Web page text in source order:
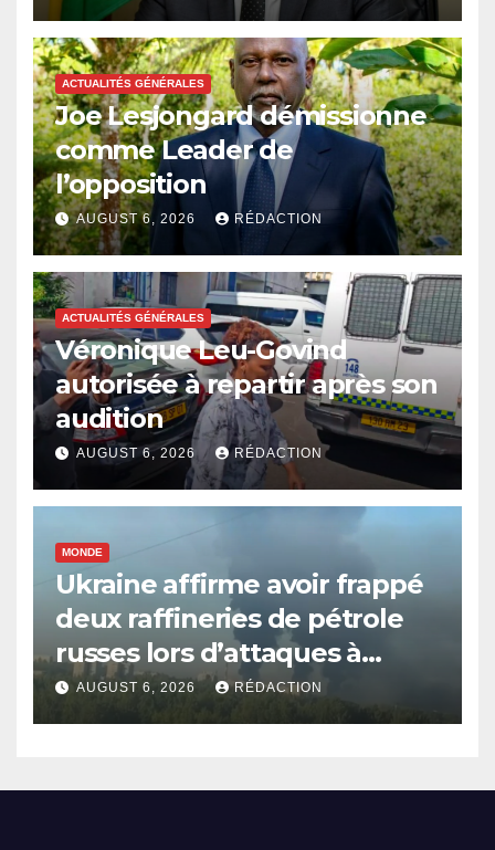
ACTUALITÉS GÉNÉRALES
Joe Lesjongard démissionne
comme Leader de
l’opposition
AUGUST 6, 2026 RÉDACTION
ACTUALITÉS GÉNÉRALES
Véronique Leu-Govind
autorisée à repartir après son
audition
AUGUST 6, 2026 RÉDACTION
MONDE
Ukraine affirme avoir frappé
deux raffineries de pétrole
russes lors d’attaques à
longue portée
AUGUST 6, 2026 RÉDACTION